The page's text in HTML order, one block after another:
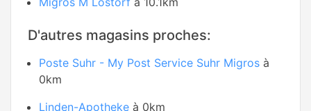
D'autres magasins proches:
Poste Suhr - My Post Service Suhr Migros à
0km
Linden-Apotheke à 0km